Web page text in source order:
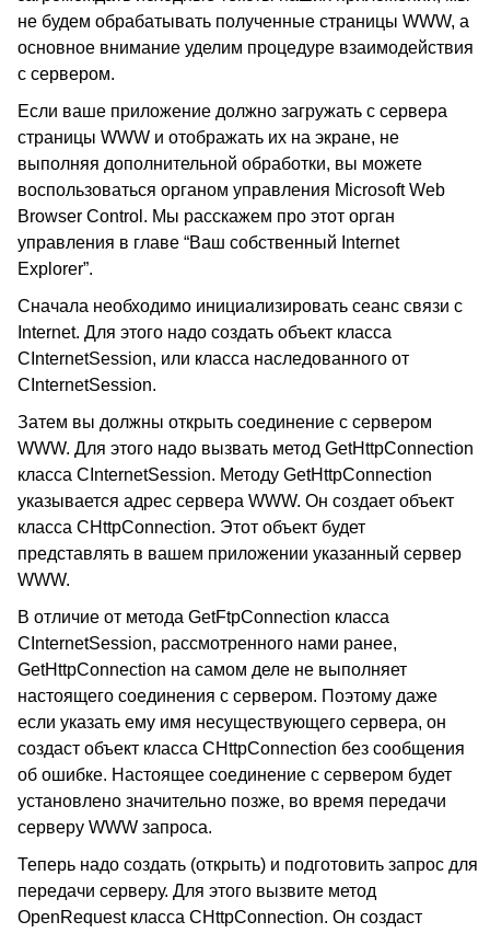
не будем обрабатывать полученные страницы WWW, а
основное внимание уделим процедуре взаимодействия
с сервером.
Если ваше приложение должно загружать с сервера
страницы WWW и отображать их на экране, не
выполняя дополнительной обработки, вы можете
воспользоваться органом управления Microsoft Web
Browser Control. Мы расскажем про этот орган
управления в главе “Ваш собственный Internet
Explorer”.
Сначала необходимо инициализировать сеанс связи с
Internet. Для этого надо создать объект класса
CInternetSession, или класса наследованного от
CInternetSession.
Затем вы должны открыть соединение с сервером
WWW. Для этого надо вызвать метод GetHttpConnection
класса CInternetSession. Методу GetHttpConnection
указывается адрес сервера WWW. Он создает объект
класса CHttpConnection. Этот объект будет
представлять в вашем приложении указанный сервер
WWW.
В отличие от метода GetFtpConnection класса
CInternetSession, рассмотренного нами ранее,
GetHttpConnection на самом деле не выполняет
настоящего соединения с сервером. Поэтому даже
если указать ему имя несуществующего сервера, он
создаст объект класса CHttpConnection без сообщения
об ошибке. Настоящее соединение с сервером будет
установлено значительно позже, во время передачи
серверу WWW запроса.
Теперь надо создать (открыть) и подготовить запрос для
передачи серверу. Для этого вызвите метод
OpenRequest класса CHttpConnection. Он создаст